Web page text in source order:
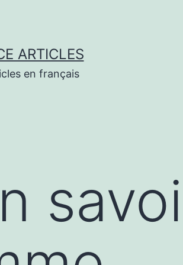
ARTICLES
en français